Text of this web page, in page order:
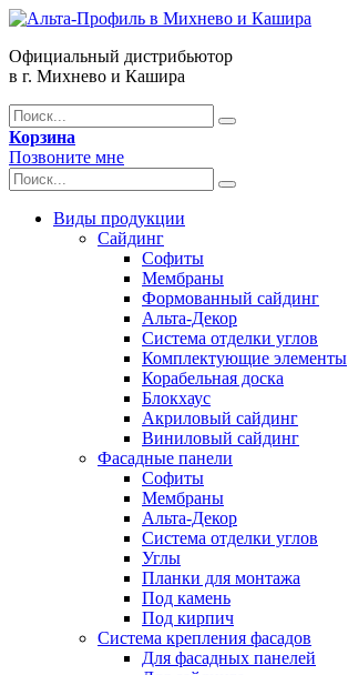
Официальный дистрибьютор
в г. Михнево и Кашира
Корзина
Позвоните мне
Виды продукции
Сайдинг
Софиты
Мембраны
Формованный сайдинг
Альта-Декор
Система отделки углов
Комплектующие элементы
Корабельная доска
Блокхаус
Акриловый сайдинг
Виниловый сайдинг
Фасадные панели
Софиты
Мембраны
Альта-Декор
Система отделки углов
Углы
Планки для монтажа
Под камень
Под кирпич
Система крепления фасадов
Для фасадных панелей